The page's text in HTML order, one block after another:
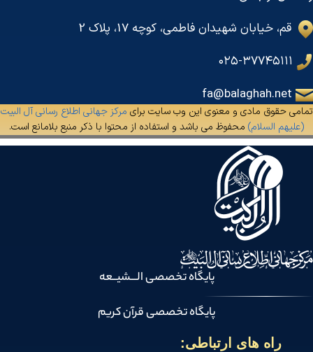
قم، خیابان شهیدان فاطمی، کوچه 17، پلاک 2
fa@balaghah.net
تمامی حقوق مادی و معنوی این وب سایت برای مرکز جهانی اطلاع رسانی آل البیت
(علیهم السلام) محفوظ می باشد و استفاده از محتوا با ذکر منبع بلامانع است.
پایگاه تخصصی الـــشیــعه
پایگاه تخصصی قرآن کریم
راه های ارتباطی: